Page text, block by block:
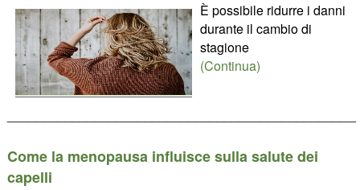
È possibile ridurre i danni
durante il cambio di
stagione
(Continua)
Come la menopausa influisce sulla salute dei
capelli